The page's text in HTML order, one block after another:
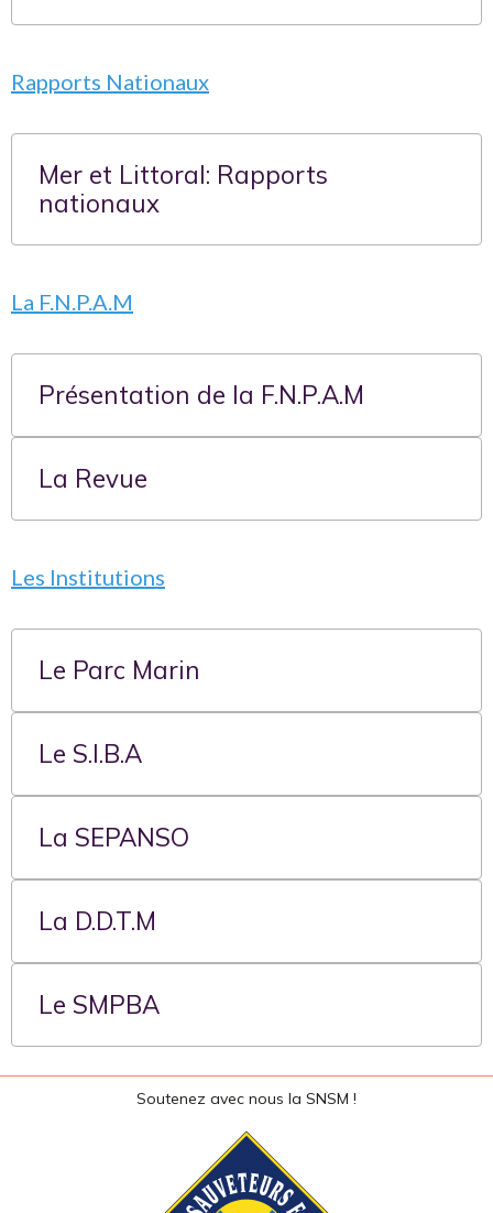
Rapports Nationaux
Mer et Littoral: Rapports
nationaux
La F.N.P.A.M
Présentation de la F.N.P.A.M
La Revue
Les Institutions
Le Parc Marin
Le S.I.B.A
La SEPANSO
La D.D.T.M
Le SMPBA
Soutenez avec nous la SNSM !